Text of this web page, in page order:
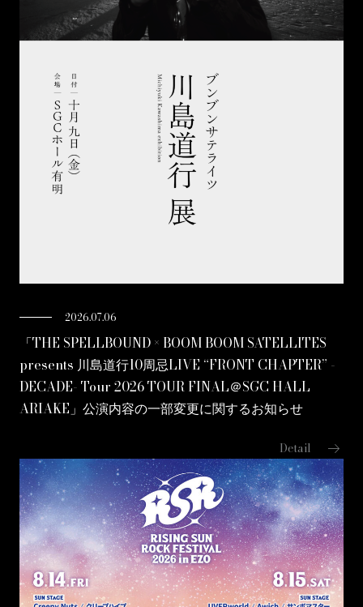
2026.07.06
「THE SPELLBOUND × BOOM BOOM SATELLITES
presents 川島道行10周忌LIVE “FRONT CHAPTER” -
DECADE- Tour 2026 TOUR FINAL＠SGC HALL
ARIAKE」公演内容の一部変更に関するお知らせ
Detail arrow_right_alt